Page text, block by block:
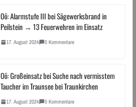
Oö: Alarmstufe III bei Sägewerksbrand in
Peilstein → 13 Feuerwehren im Einsatz
17. August 2024 0 Kommentare
Oö: Großeinsatz bei Suche nach vermisstem
Taucher im Traunsee bei Traunkirchen
17. August 2024 0 Kommentare